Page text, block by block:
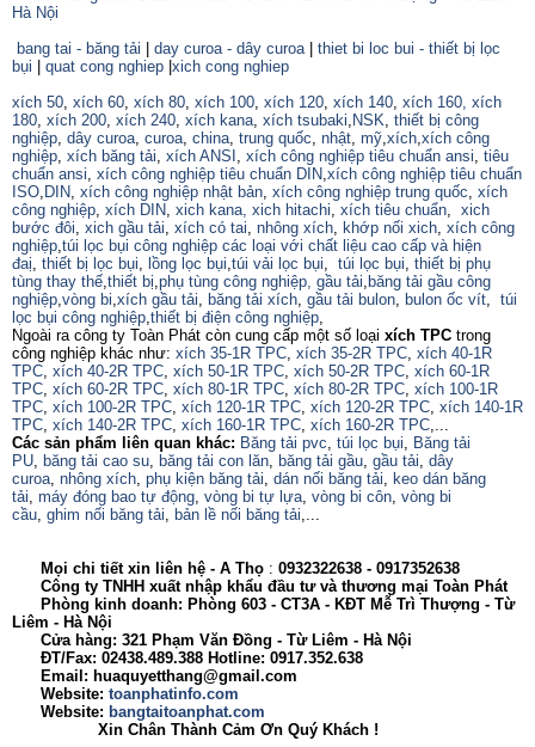
Hà Nội
bang tai - băng tải
day curoa - dây curoa| thiet bi loc bui - thiết bị lọc
bụi
quat cong nghiep xich cong nghiep
xích 50, xích 60, xích 80, xích 100, xích 120, xích 140, xích 160, xích
180, xích 200, xích 240, xích kana, xích tsubaki, NSK, thiết bị công
nghiệp, dây curoa, curoa, china, trung quốc, nhật, mỹ,xích,xích công
nghiệp, xích băng tải, xích ANSI , xích công nghiệp tiêu chuẩn ansi, tiêu
chuẩn ansi, xích công nghiệp tiêu chuẩn DIN,xích công nghiệp tiêu chuẩn
ISO, DIN, xích công nghiệp nhật bản, xích công nghiệp trung quốc, xích
công nghiệp, xích DIN, xich kana, xich hitachi, xích tiêu chuẩn, xich
bước đôi, xich gầu tải, xích có tai, nhông xích, khớp nối xich, xích công
nghiệp,túi lọc bụi công nghiệp các loại với chất liệu cao cấp và hiện
đaị, thiết bị lọc bụi, lồng lọc bụi,túi vải lọc bụi, túi lọc bụi, thiết bị phụ
tùng thay thế,thiết bị,phụ tùng công nghiệp, gầu tải, băng tải gầu công
nghiệp,vòng bi,xích gầu tải, băng tải xích, gầu tải bulon, bulon ốc vít, túi
lọc bụi công nghiệp,thiết bị điện công nghiệp,
Ngoài ra công ty Toàn Phát còn cung cấp một số loại xích TPC trong
công nghiệp khác như: xích 35-1R TPC, xích 35-2R TPC, xích 40-1R
TPC, xích 40-2R TPC, xích 50-1R TPC, xích 50-2R TPC, xích 60-1R
TPC, xích 60-2R TPC, xích 80-1R TPC, xích 80-2R TPC, xích 100-1R
TPC, xích 100-2R TPC, xích 120-1R TPC, xích 120-2R TPC, xích 140-1R
TPC, xích 140-2R TPC, xích 160-1R TPC, xích 160-2R TPC,...
Các sản phẩm liên quan khác: Băng tải pvc, túi lọc bụi, Băng tải
PU, băng tải cao su, băng tải con lăn, băng tải gầu, gầu tải, dây
curoa, nhông xích, phụ kiện băng tải, dán nối băng tải, keo dán băng
tải, máy đóng bao tự động, vòng bi tự lựa, vòng bi côn, vòng bi
cầu, ghim nối băng tải, bản lề nối băng tải,...
Mọi chi tiết xin liên hệ - A Thọ : 0932322638 - 0917352638
Công ty TNHH xuất nhập khẩu đầu tư và thương mại Toàn Phát
Phòng kinh doanh: Phòng 603 - CT3A - KĐT Mễ Trì Thượng - Từ
Liêm - Hà Nội
Cửa hàng: 321 Phạm Văn Đồng - Từ Liêm - Hà Nội
ĐT/Fax: 02438.489.388 Hotline: 0917.352.638
Email: huaquyetthang@gmail.com
Website: toanphatinfo.com
Website: bangtaitoanphat.com
Xin Chân Thành Cảm Ơn Quý Khách !